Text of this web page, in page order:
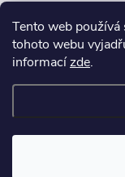
Tento web
tohoto webu
informacízde.
Copyright